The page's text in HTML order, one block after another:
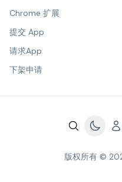
Chrome 扩展
提交 App
请求App
下架申请
版权所有 ©